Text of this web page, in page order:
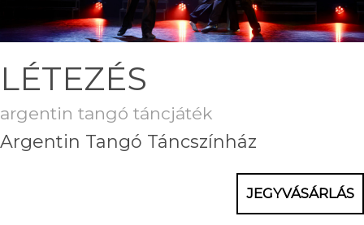
LÉTEZÉS
argentin tangó táncjáték
Argentin Tangó Táncszínház
JEGYVÁSÁRLÁS